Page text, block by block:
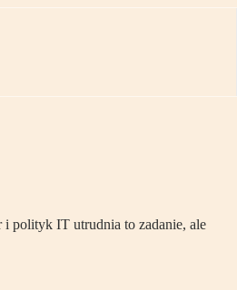
i polityk IT utrudnia to zadanie, ale